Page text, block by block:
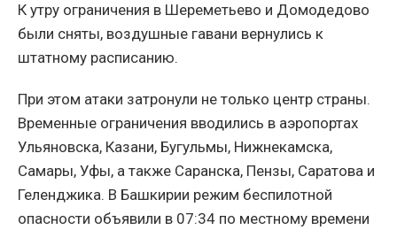
К утру ограничения в Шереметьево и Домодедово
были сняты, воздушные гавани вернулись к
штатному расписанию.
При этом атаки затронули не только центр страны.
Временные ограничения вводились в аэропортах
Ульяновска, Казани, Бугульмы, Нижнекамска,
Самары, Уфы, а также Саранска, Пензы, Саратова и
Геленджика. В Башкирии режим беспилотной
опасности объявили в 07:34 по местному времени